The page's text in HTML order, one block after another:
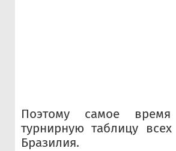
Поэтому самое время
турнирную таблицу
Бразилия.